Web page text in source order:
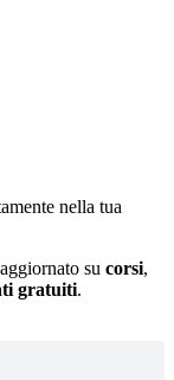
nella tua
su corsi,
gratuiti.